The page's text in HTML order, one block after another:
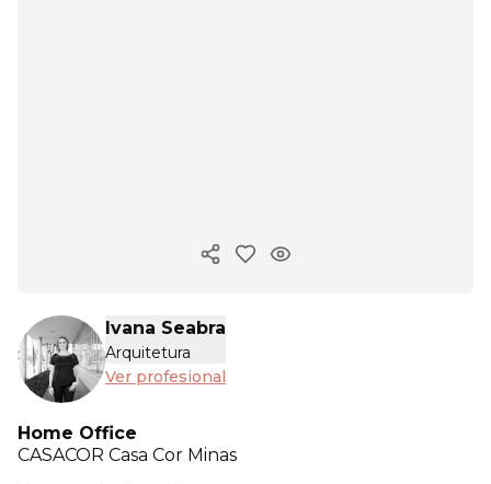
Copiar enlace
Ivana Seabra
Arquitetura
Ver profesional
Home Office
CASACOR Casa Cor Minas